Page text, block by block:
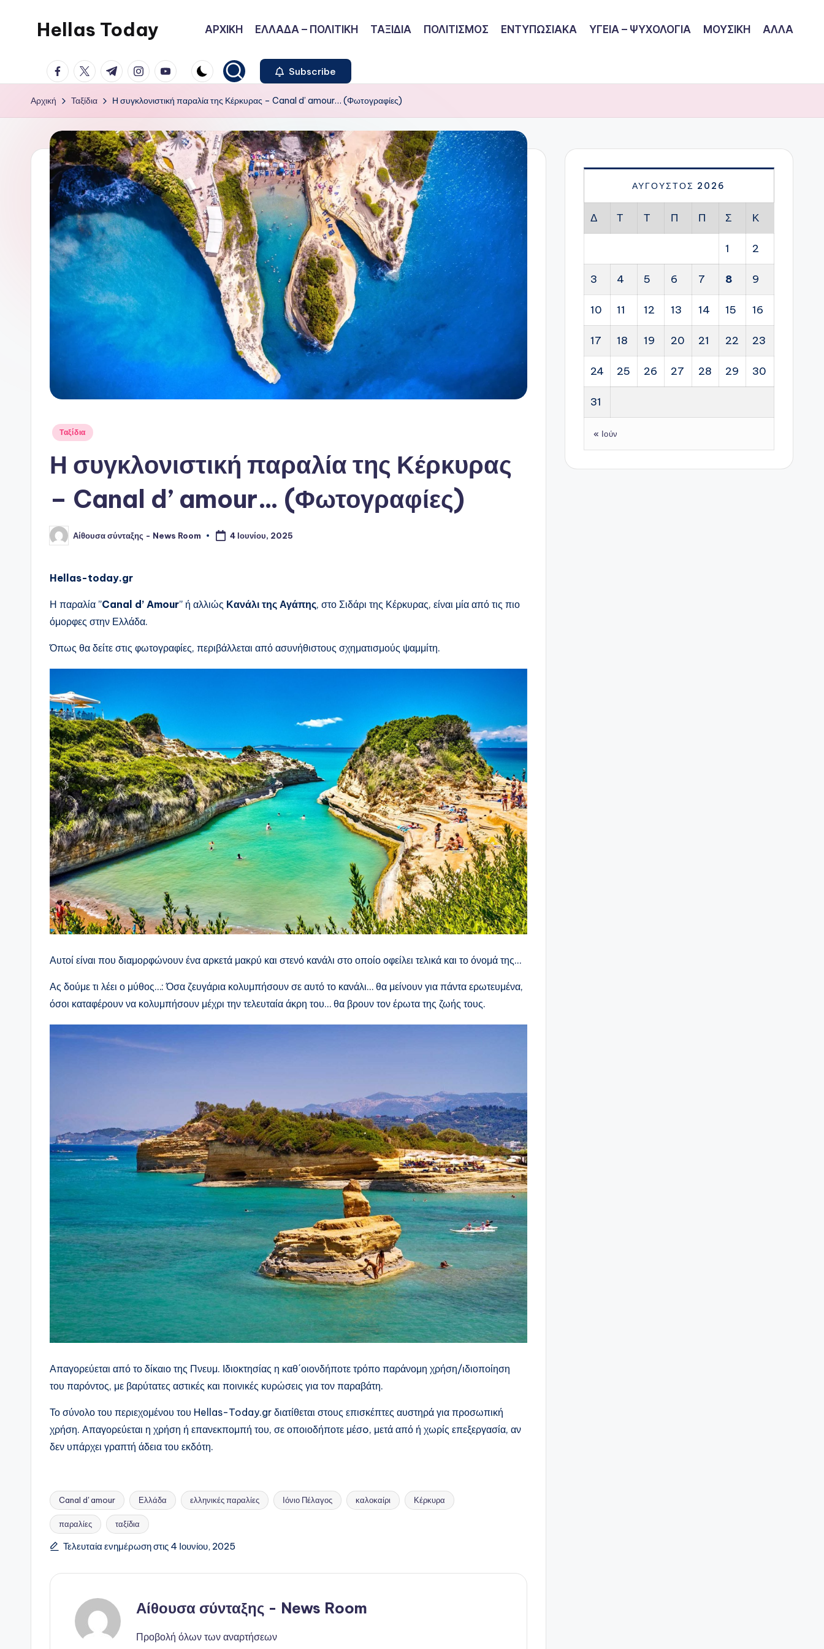
Μετάβαση
περιεχόμενο
Hellas Today ΑΡΧΙΚΗ ΕΛΛΑΔΑ – ΠΟΛΙΤΙΚΗ ΤΑΞΙΔΙΑ ΠΟΛΙΤΙΣΜΟΣ ΕΝΤΥΠΩΣΙΑΚΑ ΥΓΕΙΑ – ΨΥΧΟΛΟΓΙΑ ΜΟΥΣΙΚΗ ΑΛΛΑ
facebook.com
twitter.com
t.me instagram.com
youtube.com Subscribe
Αρχική Ταξίδια Η συγκλονιστική παραλία της Κέρκυρας – Canal d’ amour… (Φωτογραφίες)
Αναρτήθηκε
Ταξίδια
Η συγκλονιστική παραλία της Κέρκυρας
– Canal d’ amour… (Φωτογραφίες)
Συγγραφέας:Αίθουσα σύνταξης - News Room 4 Ιουνίου, 2025
Hellas-today.gr
Η παραλία ”Canal d’ Amour” ή αλλιώς Κανάλι της Αγάπης, στο Σιδάρι της Κέρκυρας, είναι μία από τις πιο
όμορφες στην Ελλάδα.
Όπως θα δείτε στις φωτογραφίες, περιβάλλεται από ασυνήθιστους σχηματισμούς ψαμμίτη.
Αυτοί είναι που διαμορφώνουν ένα αρκετά μακρύ και στενό κανάλι στο οποίο οφείλει τελικά και το όνομά της…
Ας δούμε τι λέει ο μύθος…: Όσα ζευγάρια κολυμπήσουν σε αυτό το κανάλι… θα μείνουν για πάντα ερωτευμένα,
όσοι καταφέρουν να κολυμπήσουν μέχρι την τελευταία άκρη του… θα βρουν τον έρωτα της ζωής τους.
Απαγορεύεται από το δίκαιο της Πνευμ. Ιδιοκτησίας η καθ΄οιονδήποτε τρόπο παράνομη χρήση/ιδιοποίηση
του παρόντος, με βαρύτατες αστικές και ποινικές κυρώσεις για τον παραβάτη.
Το σύνολο του περιεχομένου του Hellas-Today.gr διατίθεται στους επισκέπτες αυστηρά για προσωπική
χρήση. Απαγορεύεται η χρήση ή επανεκπομπή του, σε οποιοδήποτε μέσo, μετά από ή χωρίς επεξεργασία, αν
δεν υπάρχει γραπτή άδεια του εκδότη.
Ετικέτες:
Canal d' amour Ελλάδα ελληνικές παραλίες Ιόνιο Πέλαγος καλοκαίρι Κέρκυρα
παραλίες ταξίδια
Τελευταία ενημέρωση στις 4 Ιουνίου, 2025
Αίθουσα σύνταξης - News Room
Προβολή όλων των αναρτήσεων
ΑΎΓΟΥΣΤΟΣ 2026
Δ Τ Τ Π Π Σ Κ
1 2
3 4 5 6 7 8 9
10 11 12 13 14 15 16
17 18 19 20 21 22 23
24 25 26 27 28 29 30
31
« Ιούν